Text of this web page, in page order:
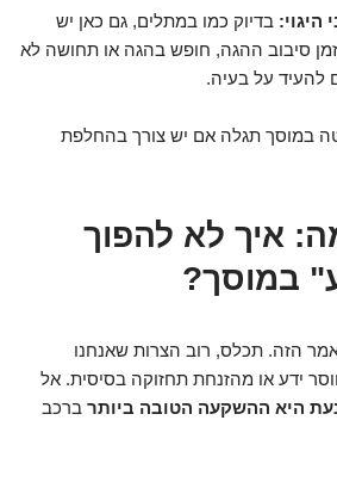
היגוי: בדיוק כמו במתלים, גם כאן יש
סיבוב ההגה, חופש בהגה או תחושה לא
להעיד על בעיה.
במוסך תגלה אם יש צורך בהחלפת
איך לא להפוך
במוסך?
הזה. תכלס, רוב הצרות שאנחנו
ידע או מהזנחת תחזוקה בסיסית. אל
היא ההשקעה הטובה ביותר ברכב